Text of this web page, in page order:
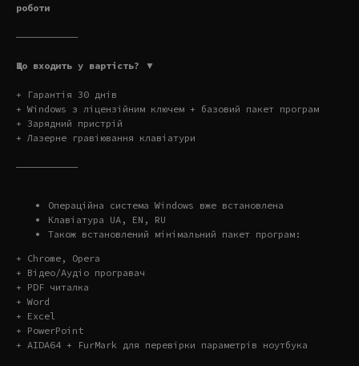
роботи
———————————
Що входить у вартість? ▼
+ Гарантія 30 днів
+ Windows з ліцензійним ключем + базовий пакет програм
+ Зарядний пристрій
+ Лазерне гравіювання клавіатури
———————————
Операційна система Windows вже встановлена
Клавіатура UA, EN, RU
Також встановлений мінімальний пакет програм:
+ Chrome, Opera
+ Відео/Аудіо програвач
+ PDF читалка
+ Word
+ Excel
+ PowerPoint
+ AIDA64 + FurMark для перевірки параметрів ноутбука